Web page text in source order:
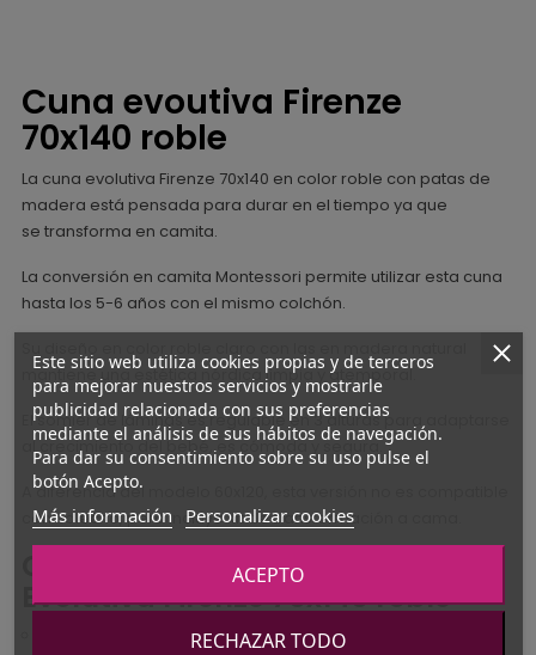
Cuna evoutiva Firenze
70x140 roble
La cuna evolutiva Firenze 70x140 en color roble con patas de
madera está pensada para durar en el tiempo ya que
se transforma en camita.
La conversión en camita Montessori permite utilizar esta cuna
hasta los 5-6 años con el mismo colchón.
mantiene una estética nórdica limpia y atemporal.
El somier de láminas es regulable en 3 alturas para adaptarse
al crecimiento del bebé, es cómoda y segura.
A diferencia del modelo 60x120, esta versión no es compatible
con colecho, pero incluye kit de transformación a cama.
Características de la Cuna
Evolutiva Firenze 70x140 roble
Medida colchón estándar: 70x140 cm NO INCLUÍDO
Este sitio web utiliza cookies propias y de terceros
para mejorar nuestros servicios y mostrarle
publicidad relacionada con sus preferencias
mediante el análisis de sus hábitos de navegación.
Para dar su consentimiento sobre su uso pulse el
botón Acepto.
Más información Personalizar cookies
RECHAZAR TODO
ACEPTO